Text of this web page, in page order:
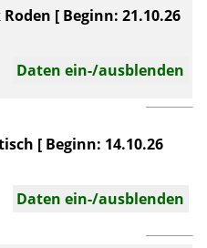
[ Beginn: 21.10.26
Daten ein-/ausblenden
[ Beginn: 14.10.26
Daten ein-/ausblenden